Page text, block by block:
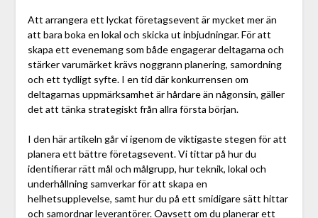
Att arrangera ett lyckat företagsevent är mycket mer än
att bara boka en lokal och skicka ut inbjudningar. För att
skapa ett evenemang som både engagerar deltagarna och
stärker varumärket krävs noggrann planering, samordning
och ett tydligt syfte. I en tid där konkurrensen om
deltagarnas uppmärksamhet är hårdare än någonsin, gäller
det att tänka strategiskt från allra första början.
I den här artikeln går vi igenom de viktigaste stegen för att
planera ett bättre företagsevent. Vi tittar på hur du
identifierar rätt mål och målgrupp, hur teknik, lokal och
underhållning samverkar för att skapa en
helhetsupplevelse, samt hur du på ett smidigare sätt hittar
och samordnar leverantörer. Oavsett om du planerar ett